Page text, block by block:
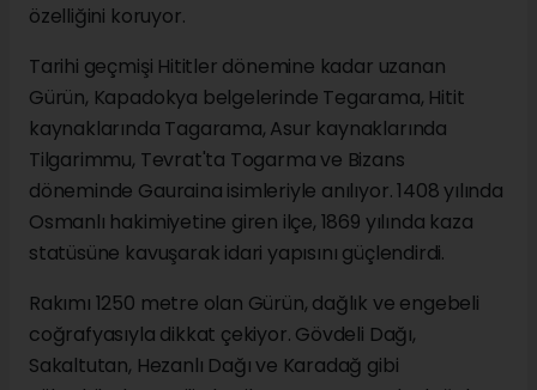
özelliğini koruyor.
Tarihi geçmişi Hititler dönemine kadar uzanan
Gürün, Kapadokya belgelerinde Tegarama, Hitit
kaynaklarında Tagarama, Asur kaynaklarında
Tilgarimmu, Tevrat'ta Togarma ve Bizans
döneminde Gauraina isimleriyle anılıyor. 1408 yılında
Osmanlı hakimiyetine giren ilçe, 1869 yılında kaza
statüsüne kavuşarak idari yapısını güçlendirdi.
Rakımı 1250 metre olan Gürün, dağlık ve engebeli
coğrafyasıyla dikkat çekiyor. Gövdeli Dağı,
Sakaltutan, Hezanlı Dağı ve Karadağ gibi